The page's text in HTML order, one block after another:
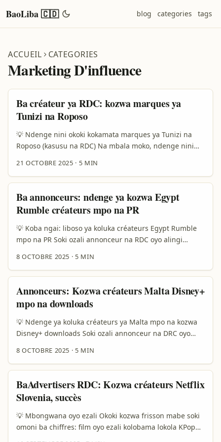
BaoLiba 🇨🇩 blog categories tags
ACCUEIL CATEGORIES
Marketing D'influence
Ba créateur ya RDC: kozwa marques ya
Tunizi na Roposo
💡 Ndenge nini okoki kokamata marques ya Tunizi na
Roposo (kasusu na RDC) Na mbala moko, ndenge nini
Lubumbashi, okoki kosangana na marques ya Tunisi na
Roposo mpo na kozwa visibilité mpe confiance? Mbala
kosepela na visibilité oyo influenceurs bamemi; tango
nyonso ezali opportunité — kasi ezali besoin ya
stratégie. ...
21 OCTOBRE 2025 · 5 MIN
Ba annonceurs: ndenge ya kozwa Egypt
Rumble créateurs mpo na PR
💡 Koba ngai: liboso ya koluka créateurs Egypt Rumble
mpo na PR Soki ozali annonceur na RDC oyo alingi
Egypt Rumble, oza na raison ya solo: Rumble ezali
plateforme oyo ekolisa reach ya vidéo, mpe Egypt eza
marché oyo ezali kobongwana na contenu local. Ba gros
événements lokola Esports World Cup oyo esalemi na
Riyadh mpe kolabana na big partenaires lokola IMG
emonisi ndenge esport na divertissement ezali kosala
mainstream (Deadline). Ekoki kosepela ba créateurs
ya kovanda na PR smart. ...
8 OCTOBRE 2025 · 5 MIN
Annonceurs: Kozwa créateurs Malta Disney+
mpo na downloads
💡 Ndenge ya koluka créateurs ya Malta mpo na kozwa
Disney+ downloads Soki ozali annonceur na DRC oyo
Plus mpo na Malta, ozali na mboka ya solo: marché ya
creators ezali small, fragmented, pe digital tools ezali
lokola clé. Mpo na réussite, okoki te kosala outreach
générique — esengeli plan localisé, preuve sociale, mpe
metrics concrets. ...
8 OCTOBRE 2025 · 5 MIN
BaAdvertisers RDC: Kozwa créateurs Netflix
Slovenia, succès
💡 Mbongwana oyo ezali Okoki kozwa frisson mabe soki
omoni ba chiffres: film oyo ezali kolobama lokola KPop